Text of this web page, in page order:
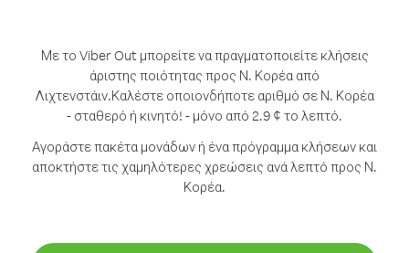
Με το Viber Out μπορείτε να πραγματοποιείτε κλήσεις
άριστης ποιότητας προς Ν. Κορέα από
Λιχτενστάιν.Καλέστε οποιονδήποτε αριθμό σε Ν. Κορέα
- σταθερό ή κινητό! - μόνο από 2.9 ¢ το λεπτό.
Αγοράστε πακέτα μονάδων ή ένα πρόγραμμα κλήσεων και
αποκτήστε τις χαμηλότερες χρεώσεις ανά λεπτό προς Ν.
Κορέα.